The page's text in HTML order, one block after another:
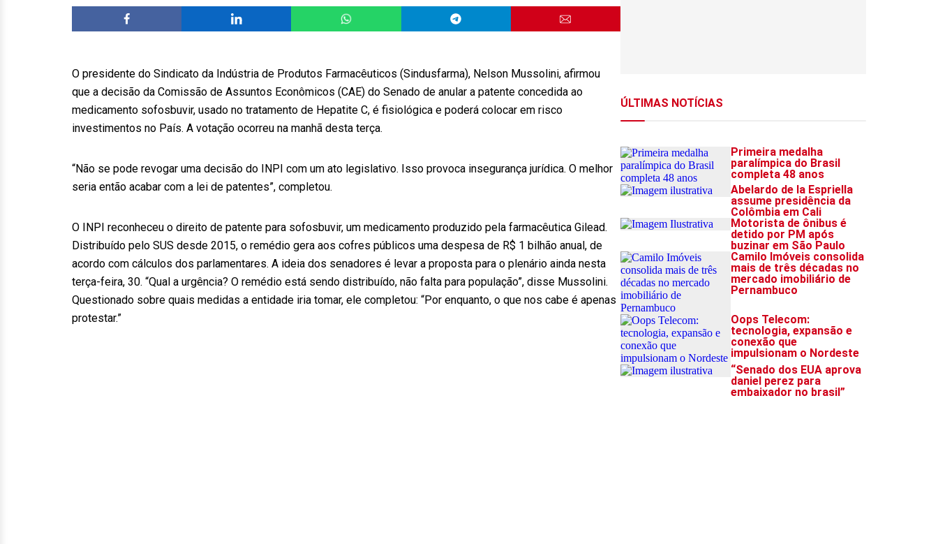
O presidente do Sindicato da Indústria de Produtos Farmacêuticos (Sindusfarma), Nelson Mussolini, afirmou
que a decisão da Comissão de Assuntos Econômicos (CAE) do Senado de anular a patente concedida ao
medicamento sofosbuvir, usado no tratamento de Hepatite C, é fisiológica e poderá colocar em risco
investimentos no País. A votação ocorreu na manhã desta terça.
“Não se pode revogar uma decisão do INPI com um ato legislativo. Isso provoca insegurança jurídica. O melhor
seria então acabar com a lei de patentes”, completou.
O INPI reconheceu o direito de patente para sofosbuvir, um medicamento produzido pela farmacêutica Gilead.
Distribuído pelo SUS desde 2015, o remédio gera aos cofres públicos uma despesa de R$ 1 bilhão anual, de
acordo com cálculos dos parlamentares. A ideia dos senadores é levar a proposta para o plenário ainda nesta
terça-feira, 30. “Qual a urgência? O remédio está sendo distribuído, não falta para população”, disse Mussolini.
Questionado sobre quais medidas a entidade iria tomar, ele completou: “Por enquanto, o que nos cabe é apenas
protestar.”